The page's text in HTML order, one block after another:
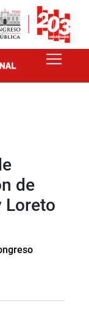
de
Loreto